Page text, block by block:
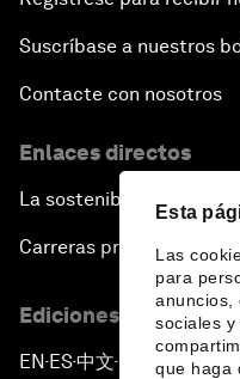
Esta
Las
para
anuncios,
sociales y
que haga
Suscríbase a nuestros
Contacte con nosotros
Enlaces directos
La sostenibilidad en el
Carreras profesionales
Ediciones en otros
EN ▪ES▪中文▪ 日本語